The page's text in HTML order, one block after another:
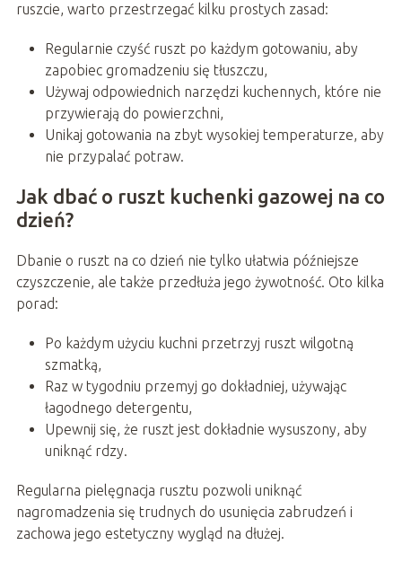
ruszcie, warto przestrzegać kilku prostych zasad:
Regularnie czyść ruszt po każdym gotowaniu, aby
zapobiec gromadzeniu się tłuszczu,
Używaj odpowiednich narzędzi kuchennych, które nie
przywierają do powierzchni,
Unikaj gotowania na zbyt wysokiej temperaturze, aby
nie przypalać potraw.
Jak dbać o ruszt kuchenki gazowej na co
dzień?
Dbanie o ruszt na co dzień nie tylko ułatwia późniejsze
czyszczenie, ale także przedłuża jego żywotność. Oto kilka
porad:
Po każdym użyciu kuchni przetrzyj ruszt wilgotną
szmatką,
Raz w tygodniu przemyj go dokładniej, używając
łagodnego detergentu,
Upewnij się, że ruszt jest dokładnie wysuszony, aby
uniknąć rdzy.
Regularna pielęgnacja rusztu pozwoli uniknąć
nagromadzenia się trudnych do usunięcia zabrudzeń i
zachowa jego estetyczny wygląd na dłużej.